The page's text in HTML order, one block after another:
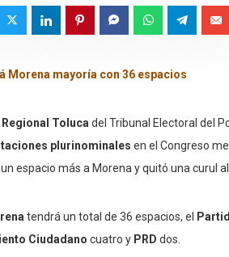
Morena mayoría con 36 espacios
Regional Toluca del Tribunal Electoral del
plurinominales en el Congreso
espacio más a Morena y quitó una curul al
tendrá un total de 36 espacios, el
Ciudadano cuatro y PRD dos.